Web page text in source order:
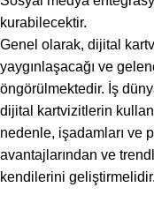
kurabilecektir.
Genel olarak, dijital
yaygınlaşacağı ve
öngörülmektedir. İş
dijital kartvizitlerin
nedenle, işadamları ve
avantajlarından ve
kendilerini geliştirmelidir.